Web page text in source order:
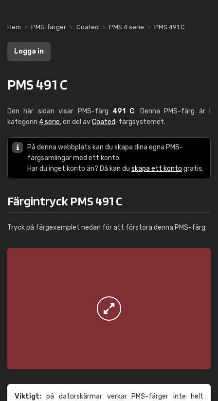
Hem PMS-färger Coated PMS 4 serie PMS 491 C
Logga in
PMS 491 C
Den här sidan visar PMS-färg 491 C. Denna PMS-färg är i
kategorin 4 serie, en del avCoated-färgsystemet.
På denna webbplats kan du skapa dina egna PMS-
färgsamlingar med ett konto.
Har du inget konto än? Då kan du skapa ett konto gratis.
Färgintryck PMS 491 C
Tryck på färgexemplet nedan för att förstora denna PMS-färg:
Viktigt: på datorskärmar verkar PMS-färger inte helt